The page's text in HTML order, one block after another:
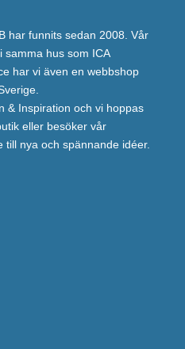
har funnits sedan 2008. Vår
samma hus som ICA
har vi även en webbshop
& Inspiration och vi hoppas
eller besöker vår
nya och spännande idéer.